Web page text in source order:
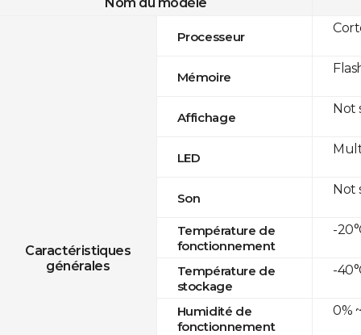
Nom du modèle
Caractéristiques
générales
Processeur
Mémoire
Affichage
LED
Son
Température de
fonctionnement
Température de
stockage
Humidité de
fonctionnement
Not
Not
-
-
0%